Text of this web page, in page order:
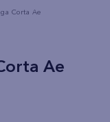
Corta Ae
Ae